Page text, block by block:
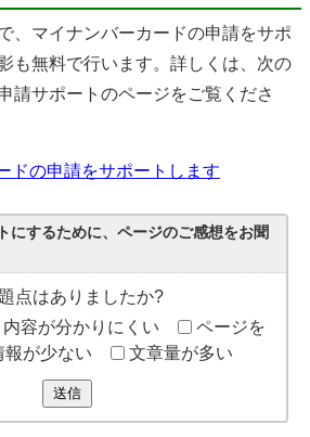
、マイナンバーカードの申請をサポ
も無料で行います。詳しくは、次の
請サポートのページをご覧くださ
ドの申請をサポートします
にするために、ページのご感想をお聞
点はありましたか?
内容が分かりにくい
ページを
報が少ない 文章量が多い
送信